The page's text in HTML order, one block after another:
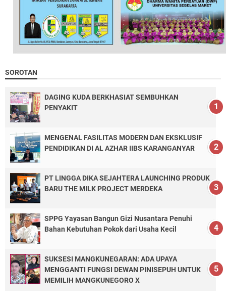
SOROTAN
DAGING KUDA BERKHASIAT SEMBUHKAN
PENYAKIT
MENGENAL FASILITAS MODERN DAN EKSKLUSIF
PENDIDIKAN DI AL AZHAR IIBS KARANGANYAR
PT LINGGA DIKA SEJAHTERA LAUNCHING PRODUK
BARU THE MILK PROJECT MERDEKA
SPPG Yayasan Bangun Gizi Nusantara Penuhi
Bahan Kebutuhan Pokok dari Usaha Kecil
SUKSESI MANGKUNEGARAN: ADA UPAYA
MENGGANTI FUNGSI DEWAN PINISEPUH UNTUK
MEMILIH MANGKUNEGORO X